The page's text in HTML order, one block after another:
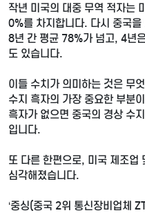
작년 미국의 대중 무역 적자는
0%를 차지합니다. 다시 중국
8년 간 평균 78%가 넘고, 4년
도 있습니다.
이들 수치가 의미하는 것은 무
수지 흑자의 가장 중요한 부분
흑자가 없으면 중국의 경상 수
입니다.
또 다른 한편으로, 미국 제조업
심각해졌습니다.
‘중싱(중국 2위 통신장비업체